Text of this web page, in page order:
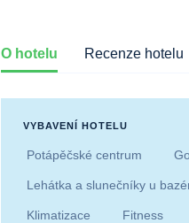
O hotelu Recenze hotelu
VYBAVENÍ HOTELU
Potápěčské centrum
Lehátka a slunečníky u
Klimatizace Fitness